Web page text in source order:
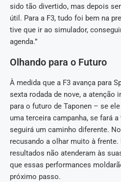
sido tão divertido, mas depois
útil. Para a F3, tudo foi bem na
tive que ir ao simulador,
agenda.”
Olhando para o Futuro
À medida que a F3 avança para
sexta rodada de nove, a atenção
para o futuro de Taponen – se
uma terceira campanha, se fará
seguirá um caminho diferente.
recusando a olhar muito à
resultados não atenderam às
que essas performances
próximo passo.